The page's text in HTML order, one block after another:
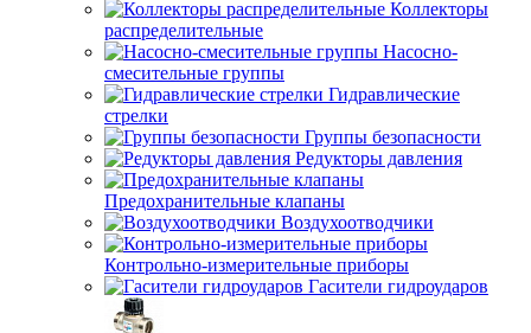
Коллекторы
распределительные
Насосно-
смесительные группы
Гидравлические
стрелки
Группы безопасности
Редукторы давления
Предохранительные клапаны
Воздухоотводчики
Контрольно-измерительные приборы
Гасители гидроударов